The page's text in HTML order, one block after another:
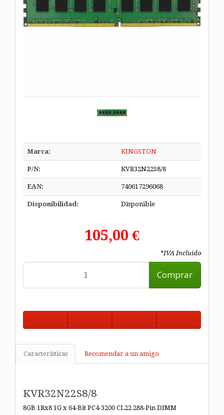
Marca: KINGSTON
P/N: KVR32N22S8/8
EAN: 740617296068
Disponibilidad: Disponible
105,00 €
*IVA Incluido
Comprar
Características Recomendar a un amigo
KVR32N22S8/8
8GB 1Rx8 1G x 64-Bit PC4-3200 CL22 288-Pin DIMM